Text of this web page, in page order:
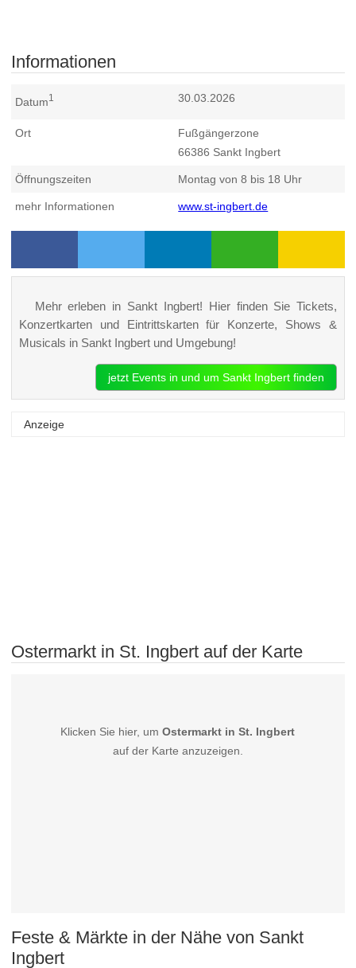
Informationen
Datum1 30.03.2026
Ort
Fußgängerzone
66386 Sankt Ingbert
Öffnungszeiten Montag von 8 bis 18 Uhr
mehr Informationen www.st-ingbert.de
Mehr erleben in Sankt Ingbert! Hier finden Sie Tickets,
Konzertkarten und Eintrittskarten für Konzerte, Shows &
Musicals in Sankt Ingbert und Umgebung!
jetzt Events in und um Sankt Ingbert finden
Anzeige
Ostermarkt in St. Ingbert auf der Karte
Klicken Sie hier, umOstermarkt in St. Ingbert
auf der Karte anzuzeigen.
Feste & Märkte in der Nähe von Sankt
Ingbert